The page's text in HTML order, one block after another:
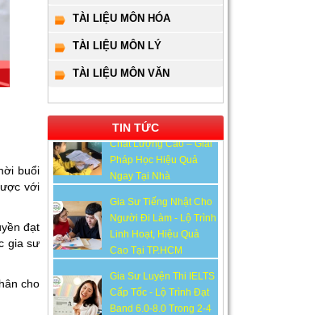
buổi
với
đạt
gia sư
cho
TÀI LIỆU MÔN HÓA
TÀI LIỆU MÔN LÝ
TÀI LIỆU MÔN VĂN
TIN TỨC
Dẫn Chi Tiết Từ A-Z Cho
Lớp 10 Tại HCM - Giải
Lập
Gia Sư Online Tại HCM
Chất Lượng Cao – Giải
Pháp Học Hiệu Quả
Ngay Tại Nhà
Gia Sư Tiếng Nhật Cho
Người Đi Làm - Lộ Trình
Linh Hoạt, Hiệu Quả
Cao Tại TP.HCM
Gia Sư Luyện Thi IELTS
Cấp Tốc - Lộ Trình Đạt
Band 6.0-8.0 Trong 2-4